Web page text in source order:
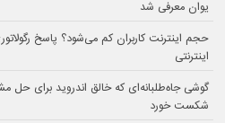
یوان معرفی شد
حجم اینترنت کاربران کم می‌شود؟ پاسخ
اینترنتی
گوشی جاه‌طلبانه‌ای که خالق اندروید برای
شکست خورد